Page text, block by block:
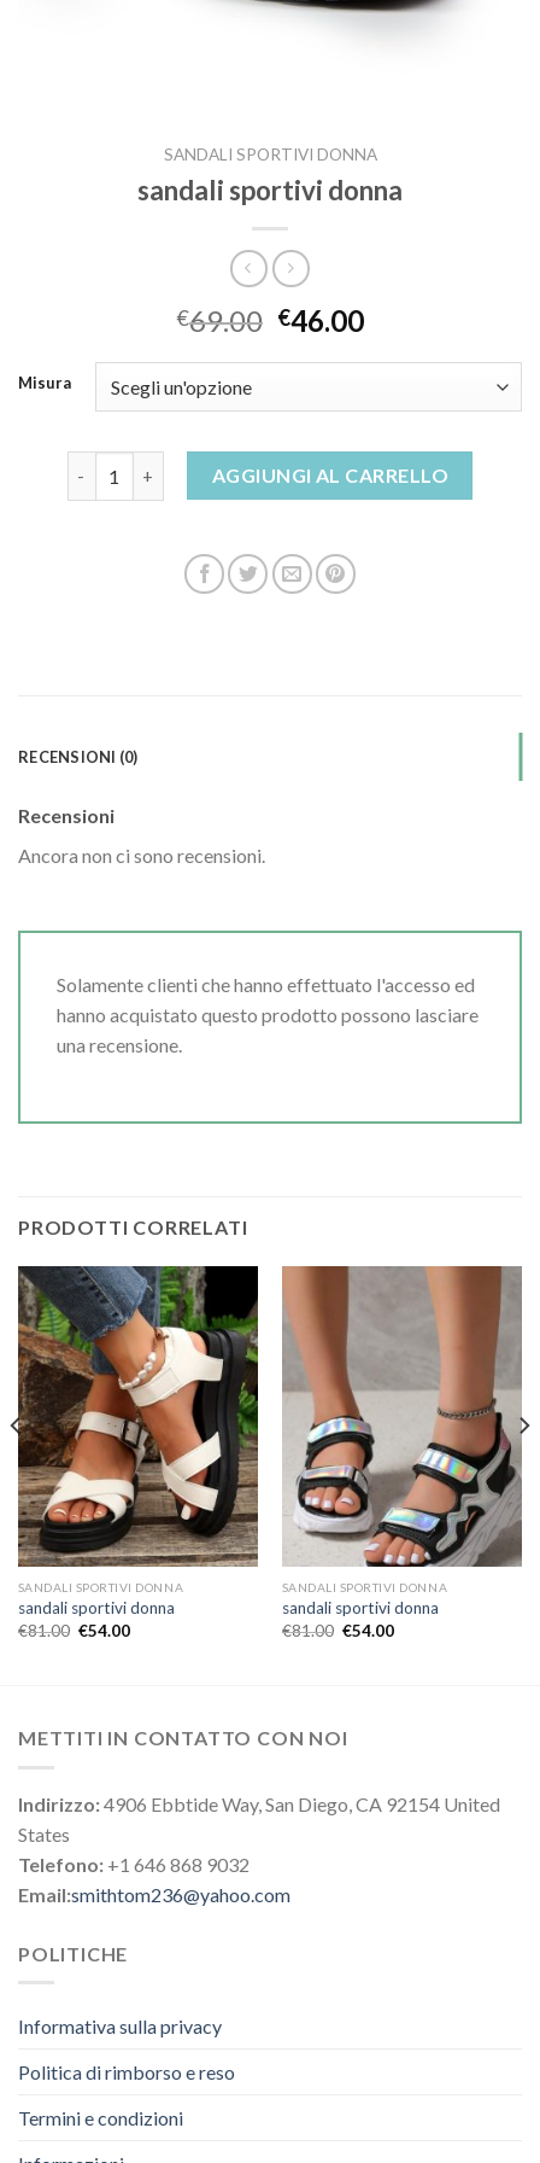
SANDALI SPORTIVI DONNA
sandali sportivi donna
€69.00 €46.00
Misura
sandali sportivi donna quantitàAGGIUNGI AL CARRELLO
RECENSIONI (0)
Recensioni
Ancora non ci sono recensioni.
Solamente clienti che hanno effettuato l'accesso ed
hanno acquistato questo prodotto possono lasciare
una recensione.
PRODOTTI CORRELATI
SANDALI SPORTIVI DONNA
sandali sportivi donna
€81.00 €54.00
SANDALI SPORTIVI DONNA
sandali sportivi donna
€81.00 €54.00
METTITI IN CONTATTO CON NOI
Indirizzo:4906 Ebbtide Way, San Diego, CA 92154 United
States
Telefono: +1 646 868 9032
Email:smithtom236@yahoo.com
POLITICHE
Informativa sulla privacy
Politica di rimborso e reso
Termini e condizioni